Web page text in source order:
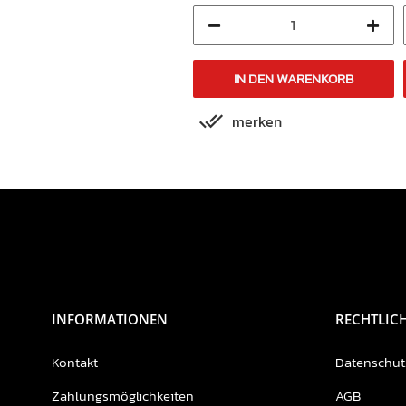
IN DEN WARENKORB
merken
INFORMATIONEN
Kontakt
Zahlungsmöglichkeiten
AGB